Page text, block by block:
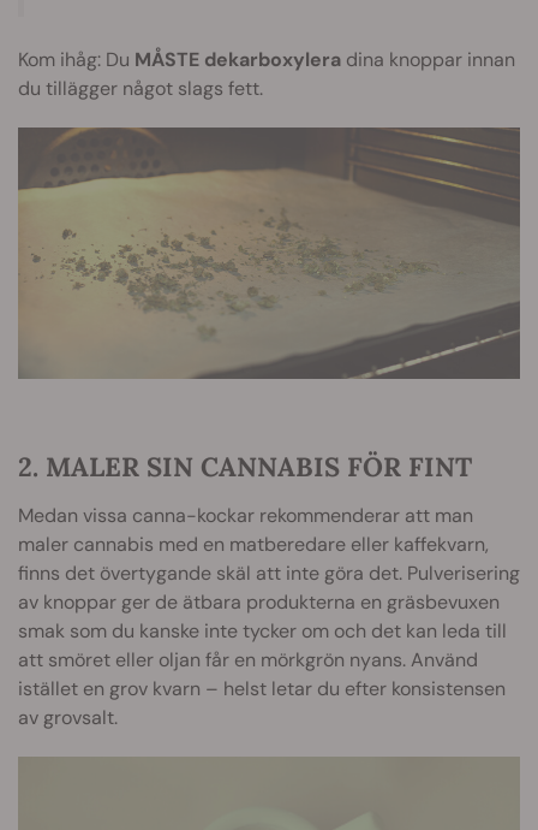
Kom ihåg: Du MÅSTE dekarboxylera dina knoppar innan
du tillägger något slags fett.
2. MALER SIN CANNABIS FÖR FINT
Medan vissa canna-kockar rekommenderar att man
maler cannabis med en matberedare eller kaffekvarn,
finns det övertygande skäl att inte göra det. Pulverisering
av knoppar ger de ätbara produkterna en gräsbevuxen
smak som du kanske inte tycker om och det kan leda till
att smöret eller oljan får en mörkgrön nyans. Använd
istället en grov kvarn – helst letar du efter konsistensen
av grovsalt.